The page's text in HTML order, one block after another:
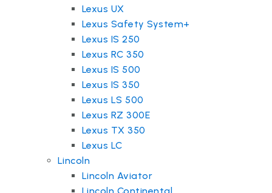
Lexus UX
Lexus Safety System+
Lexus IS 250
Lexus RC 350
Lexus IS 500
Lexus IS 350
Lexus LS 500
Lexus RZ 300E
Lexus TX 350
Lexus LC
Lincoln
Lincoln Aviator